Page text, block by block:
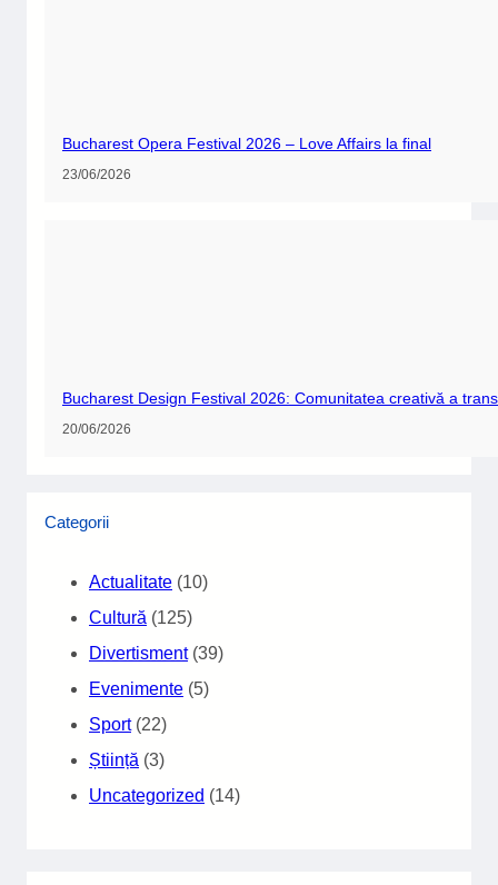
Bucharest Opera Festival 2026 – Love Affairs la final
23/06/2026
Bucharest Design Festival 2026: Comunitatea creativă a
20/06/2026
Categorii
Actualitate (10)
Cultură (125)
Divertisment(39)
Evenimente (5)
Sport(22)
Știință (3)
Uncategorized (14)